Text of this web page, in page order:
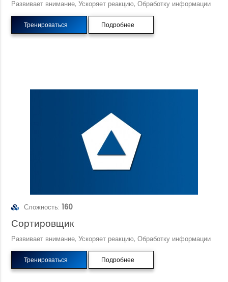
Развивает внимание, Ускоряет реакцию, Обработку информации
Тренироваться Подробнее
Сложность:160
Сортировщик
Развивает внимание, Ускоряет реакцию, Обработку информации
Тренироваться Подробнее